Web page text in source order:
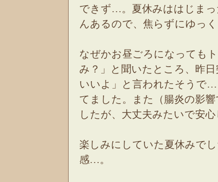
できず…。夏休みははじま
んあるので、焦らずにゆ
なぜかお昼ごろになっても
み？」と聞いたところ、昨
いいよ」と言われたそうで
てました。また（腸炎の影
したが、大丈夫みたいで安
楽しみにしていた夏休みで
感…。